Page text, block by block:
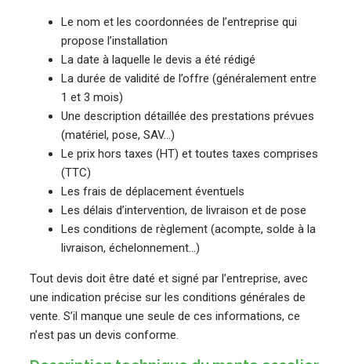
Le nom et les coordonnées de l’entreprise qui
propose l’installation
La date à laquelle le devis a été rédigé
La durée de validité de l’offre (généralement entre
1 et 3 mois)
Une description détaillée des prestations prévues
(matériel, pose, SAV…)
Le prix hors taxes (HT) et toutes taxes comprises
(TTC)
Les frais de déplacement éventuels
Les délais d’intervention, de livraison et de pose
Les conditions de règlement (acompte, solde à la
livraison, échelonnement…)
Tout devis doit être daté et signé par l’entreprise, avec
une indication précise sur les conditions générales de
vente. S’il manque une seule de ces informations, ce
n’est pas un devis conforme.